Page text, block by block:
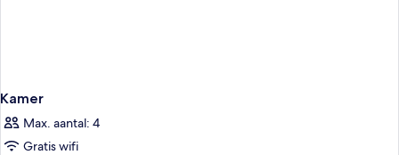
Kamer
Max. aantal: 4
Gratis wifi